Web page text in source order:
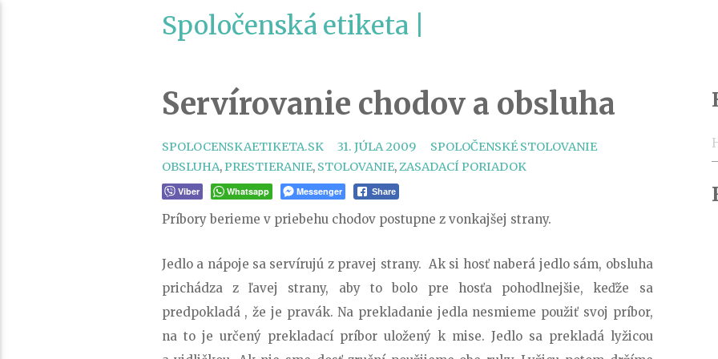
Spoločenská etiketa |
Servírovanie chodov a obsluha
SPOLOCENSKAETIKETA.SK 31. JÚLA 2009 CATEGORIES
SPOLOČENSKÉ STOLOVANIE
OBSLUHA,PRESTIERANIE, STOLOVANIE,ZASADACÍ PORIADOK
Viber Whatsapp Messenger Share
Príbory berieme v priebehu chodov postupne z vonkajšej strany.
Jedlo a nápoje sa servírujú z pravej strany. Ak si hosť naberá jedlo sám, obsluha
prichádza z ľavej strany, aby to bolo pre hosťa pohodlnejšie, keďže sa
predpokladá , že je pravák. Na prekladanie jedla nesmieme použiť svoj príbor,
na to je určený prekladací príbor uložený k mise. Jedlo sa prekladá lyžicou